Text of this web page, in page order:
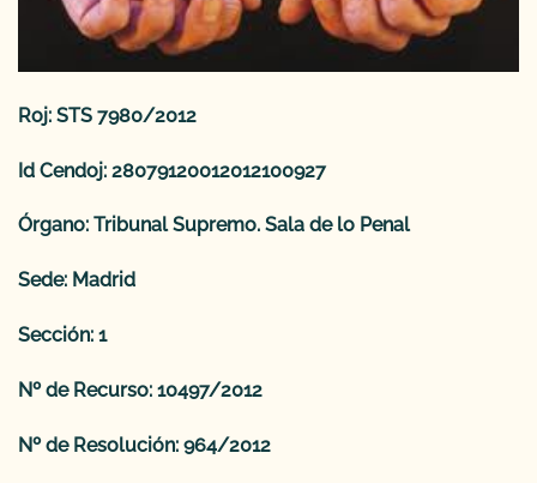
Roj: STS 7980/2012
Id Cendoj: 28079120012012100927
Órgano: Tribunal Supremo. Sala de lo Penal
Sede: Madrid
Sección: 1
Nº de Recurso: 10497/2012
Nº de Resolución: 964/2012